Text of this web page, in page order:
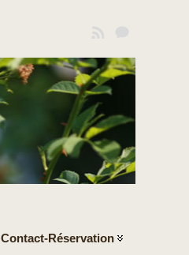
Contact-Réservation